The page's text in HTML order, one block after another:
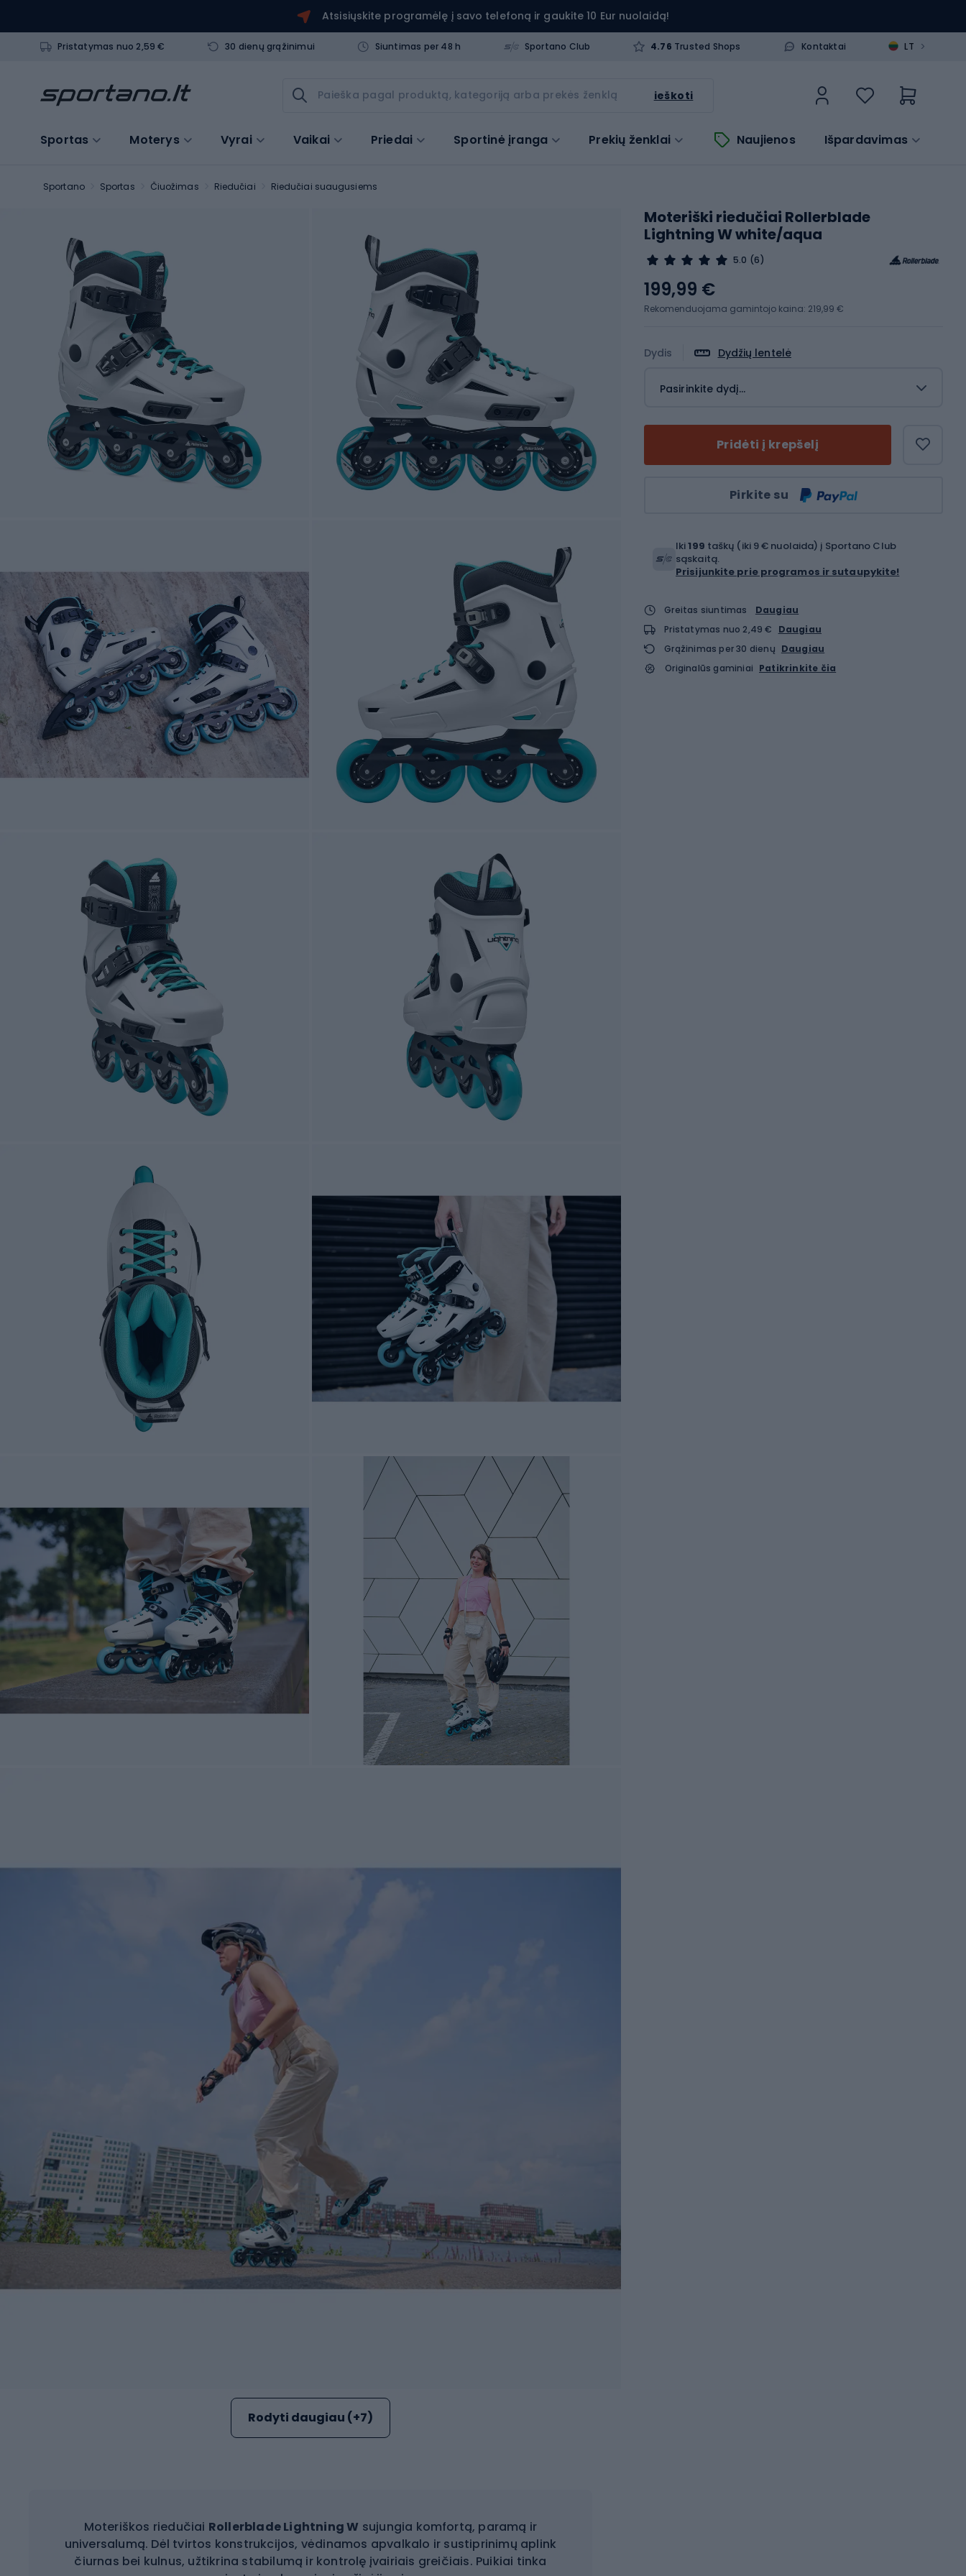
Atsisiųskite programėlę į savo telefoną ir gaukite 10 Eur nuolaidą!
Pristatymas nuo 2,59 € 30 dienų grąžinimui Siuntimas per 48 h Sportano Club 4.76 Trusted Shops Kontaktai LT >
ieškoti
Sportas Moterys Vyrai Vaikai Priedai Sportinė įranga Prekių ženklai Naujienos Išpardavimas
Sportano Sportas Čiuožimas Riedučiai Riedučiai suaugusiems
Rodyti daugiau (+7)
Moteriškos riedučiai Rollerblade Lightning W sujungia komfortą, paramą ir
universalumą. Dėl tvirtos konstrukcijos, vėdinamos apvalkalo ir sustiprinimų aplink
čiurnas bei kulnus, užtikrina stabilumą ir kontrolę įvairiais greičiais. Puikiai tinka
Moteriški riedučiai Rollerblade
Lightning W white/aqua
5.0 (6)
Dydis Dydžių lentelė
Pasirinkite dydį...
Pridėti į krepšelį
Pirkite su
199,99 €
Rekomenduojama gamintojo kaina: 219,99 €
Iki199 taškų (iki 9 € nuolaida) į Sportano Club
sąskaitą.
Prisijunkite prie programos ir sutaupykite!
Greitas siuntimas
Daugiau
Pristatymas nuo 2,49 €
Daugiau
Grąžinimas per 30 dienų Daugiau
Originalūs gaminiai Patikrinkite čia